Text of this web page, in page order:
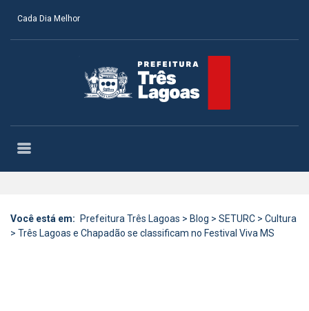
Cada Dia Melhor
Você está em: Prefeitura Três Lagoas > Blog > SETURC > Cultura
> Três Lagoas e Chapadão se classificam no Festival Viva MS